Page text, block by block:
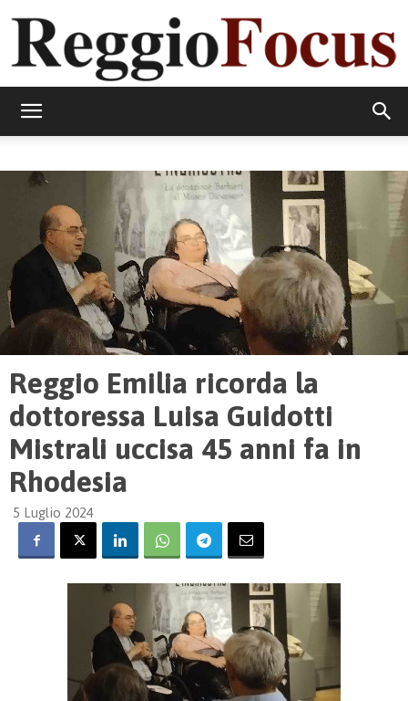
Reggio Emilia ricorda la
dottoressa Luisa Guidotti
Mistrali uccisa 45 anni fa in
Rhodesia
5 Luglio 2024